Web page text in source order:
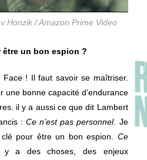
Honzik / Amazon Prime Video
être un bon espion ?
! Il faut savoir se maîtriser.
une bonne capacité d’endurance
il y a aussi ce que dit Lambert
:Ce n’est pas personnel. Je
pour être un bon espion. Ce
a des choses, des enjeux